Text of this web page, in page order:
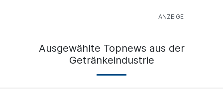
Ausgewählte Topnews aus der
Getränkeindustrie